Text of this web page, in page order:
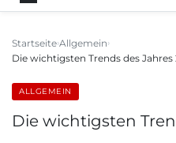
Startseite Allgemein
Die wichtigsten Trends des
ALLGEMEIN
Die wichtigsten